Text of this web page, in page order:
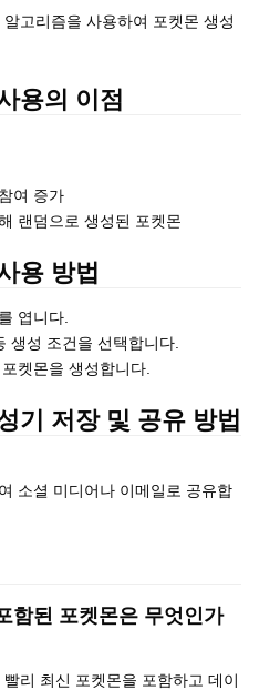
고리즘을 사용하여 포켓몬 생성
용의 이점
여 증가
랜덤으로 생성된 포켓몬
용 방법
엽니다.
생성 조건을 선택합니다.
켓몬을 생성합니다.
기 저장 및 공유 방법
소셜 미디어나 이메일로 공유합
함된 포켓몬은 무엇인가
리 최신 포켓몬을 포함하고 데이